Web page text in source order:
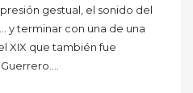
gestual, el sonido del
y terminar con una de una
XIX que también fue